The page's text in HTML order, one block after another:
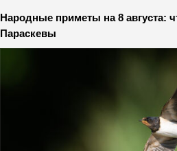
Народные приметы на 8 августа:
Параскевы